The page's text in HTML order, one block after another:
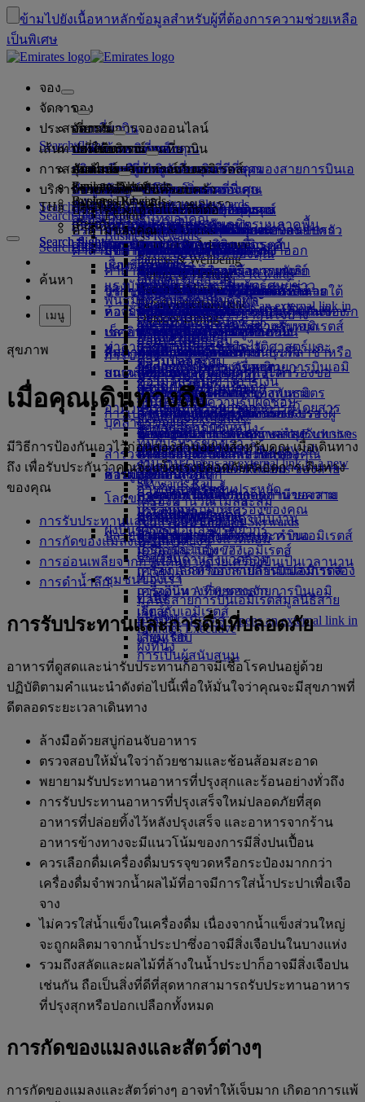
ข้ามไปยังเนื้อหาหลักข้อมูลสำหรับผู้ที่ต้องการความช่วยเหลือ
เป็นพิเศษ
จอง
จอง
จองเที่ยวบิน
ค้นหาเที่ยวบิน
ตารางเที่ยวบิน
ค่าโดยสารราคาพิเศษ
ข้อเสนอพิเศษ
วางแผนการเดินทางของคุณ
จองโรงแรม
ทัวร์และกิจกรรม
บริการการเดินทาง
Meet & GreetMeet & Greet Opens an
external link in a new tab
Dubai Connect
การขนส่ง
บริการรับส่งสนามบิน
จองรถยนต์
สายการบินพันธมิตร
เกี่ยวกับการจองออนไลน์
แอพของเอมิเรตส์
การรับประกันราคาที่ดีที่สุดของสายการบินเอ
มิเรตส์
การเลือกที่นั่ง
Hold my fare
แอพของเอมิเรตส์
Search flight
จัดการ
จัดการ
จัดการการจองของคุณ
เรียกดูข้อมูลการจองของคุณ
ยกเลิกการจองของคุณ
เปลี่ยนการจองของคุณ
เลือกที่นั่งของคุณ
อัพเกรดเที่ยวบินของคุณ
จัดการบริการรถพร้อมคนขับ
จองการเดินทางที่ได้รับการอำนวย
ความสะดวก
เช็คอินออนไลน์
ตัวเลือกการเช็คอิน
สถานะเที่ยวบิน
ก่อนเดินทาง
ก่อนออกเดินทาง
ข้อมูลการเดินทาง
คู่มือสำหรับวัตถุอันตราย
กฎระเบียบและประกาศ
สุขภาพ
แบบฟอร์มข้อมูลทางการแพทย์
(MEDIF)
ข้อมูลอาหาร
สารต้องห้ามในสหรัฐอาหรับเอมิเรตส์
ท่าอากาศยานนานาชาติดูไบ
อาคารผู้โดยสาร 3 ของสายการบินเอมิ
เรตส์
การเดินทางระหว่างอาคารผู้โดยสาร
ไปกลับสนามบิน
บริการรถรับส่ง
สัมภาระ
ข้อมูลสัมภาระ
ข้อมูลสัมภาระ
สัมภาระที่โหลดใต้ท้องเครื่อง
สัมภาระที่นำขึ้นเครื่อง
ซื้อสัมภาระเพิ่มเติม
น้ำหนักสัมภาระที่อนุญาตให้โหลดใต้
ท้องเครื่องเพิ่มเติม
บริการสัมภาระในดูไบ
สัมภาระที่ล่าช้าหรือเสียหาย
วีซ่าและหนังสือเดินทาง
ค้นหาข้อกำหนดเกี่ยวกับวีซ่าของคุณ
ข้อมูลวีซ่าและหนังสือเดินทาง
การอนุญาตให้เดินทางเข้าออก
สหรัฐอเมริกา
วีซ่าของสหรัฐอาหรับเอมิเรตส์
Search flight
ประสบการณ์
ประสบการณ์บนเที่ยวบิน
บริการบนเที่ยวบินของคุณ
คุณสมบัติห้องโดยสาร
ชั้นหนึ่ง
ชั้นธุรกิจ
ชั้นประหยัดพรีเมียม
ชั้นประหยัด
ความสะดวกสบายบนเครื่องบิน
ความบันเทิงบนเที่ยวบิน
รายการบันเทิงบน ice
ice TV Live
บริการ Wi-Fi บนเครื่องบิน
ความบันเทิงสำหรับเด็ก
อาหาร
อาหารสำหรับชั้นหนึ่ง
อาหารสำหรับชั้นธุรกิจ
อาหารชั้นประหยัดพรีเมียม
อาหารสำหรับชั้นประหยัด
เครื่องดื่ม
ฝูงบินของเรา
เครื่องบินโบอิ้ง 777
เครื่อง A380 ของสายการบินเอมิเรตส์
เครื่องบิน A350 ของสายการบินเอมิ
เรตส์
Emirates Executive
ผังที่นั่ง
สัมผัสประสบการณ์กับเอมิเรตส์
การเดินทางของคุณเริ่มต้นที่นี่
สัมผัสประสบการณ์กับเอมิเรตส์
บริการรถรับส่งพร้อมพนักงานขับรถ
บริการของเอมิเรตส์
เทศกาลพิเศษ
การเดินทางแบบไร้สัมผัส
ห้องรับรองผู้โดยสารของเรา
ห้องรับรองผู้โดยสารชั้นหนึ่ง
ห้องรับรองผู้โดยสารชั้นธุรกิจ
ห้องรับรองผู้โดยสารทั่วโลก
ห้องรับรองผู้โดยสารของพันธมิตร
การชำระเงินเพื่อเข้าใช้ห้องรับรองผู้
โดยสาร
ห้องรับรองผู้โดยสาร marhaba
ช้อปปิ้งกับเอมิเรตส์
คอลเลกชันสินค้าปลอดภาษีของสาย
การบินเอมิเรตส์
ร้านจำหน่ายสินค้าสายการบินเอมิเรตส์
การเดินทางเป็นครอบครัว
การเดินทางกับครอบครัวของคุณ
วางแผนการเดินทางของคุณแบบครอบครัว
ผู้เยาว์ที่เดินทางโดยลำพัง
การตั้งครรภ์
น้ำหนักสัมภาระที่อนุญาต
กฏเกี่ยวกับค่าโดยสารของเด็กและทารก
เบาะรองนั่งและเปลเด็กอ่อน
ที่สนามบิน
บนเครื่องบิน
เดินทางพร้อมกับเด็ก
การเดินทางพร้อมกับทารก
น้ำหนักสัมภาระที่อนุญาตสำหรับทารก
อาหารสำหรับเด็กและทารก
ความสนุกสำหรับเด็ก
ความบันเทิงสำหรับเด็ก
ของเล่นสำหรับเด็ก
กิจกรรมสำหรับเด็ก ๆ
Fly Better
การเดินทางแบบเหนือระดับ
หลากเหตุผลในการบินเหนือระดับ
เกี่ยวกับเรา
เกี่ยวกับเรา
เรื่องราวของเรา
ศูนย์ข่าวประชาสัมพันธ์ศูนย์ข่าว
ประชาสัมพันธ์ Opens an external link in
a new tab
กลุ่มบริษัท
ความปลอดภัย
ความโปร่งใสทางการเงิน
เป็นธุรกิจที่มีความรับผิดชอบ
บุคลากรของเรา
ทีมผู้บริหารของเรา
งานงาน Opens an external link in a new
tab
โลกของเรา
ความยั่งยืนในการดำเนินงาน
นโยบายด้านสิ่งแวดล้อม
รายงานด้านสิ่งแวดล้อม
ชุมชนของเรา
มูลนิธิสายการบินเอมิเรตส์มูลนิธิสาย
การบินเอมิเรตส์ Opens an external link in
a new tab
การเป็นผู้สนับสนุน
Search flight
เส้นทางที่ให้บริการ
จุดหมายปลายทางของเรา
ปลายทาง
เส้นทางที่ให้บริการ
เอเชียและแปซิฟิก
ทวีปอเมริกา
แอฟริกา
ยุโรป
ตะวันออกกลาง
ปลายทางยอดนิยม
เที่ยวบินสู่ฮ่องกง
เที่ยวบินสู่ลอนดอน
เที่ยวบินสู่ปารีส
เที่ยวบินสู่อัมสเตอร์ดัม
เที่ยวบินสู่แมนเชสเตอร์
สำรวจดูไบ
เที่ยวบินสู่ดูไบ
กรุงเทพฯ ไปดูไบ
ภูเก็ตไปดูไบ
ปลายทางล่าสุด
เฮลซิงกิ
หางโจว
ดานัง
เสินเจิ้น
เสียมเรียบ
Explore Dubai
Explore Dubai
Explore
Food & Drinks
Outdoor & Adventure
Fitness & Wellbeing
Culture & Heritage
Beach & Marine
Family entertainment
Outdoor Dining
พันธมิตรการเดินทางของเรา
สายการบินพันธมิตรและพันธมิตรบนภาคพื้น
พันธมิตรการเดินทางของเรา
แควนตัส
flydubai
พันธมิตร Emirates Skywards
สำรวจ
สำรวจจุดหมายปลายทางของเอมิเรตส์
แผนที่เส้นทาง
แรงบันดาลใจในช่วงวันหยุด
ชายหาดท่องเที่ยว
เที่ยวชมธรรมชาติในช่วงวันหยุด
การท่องเที่ยวเชิงประวัติศาสตร์และ
วัฒนธรรมในช่วงวันหยุด
การท่องเที่ยวในเมือง
วันหยุดสำหรับนักชิม
Search flight
การสะสมไมล์
Emirates Skywards
สมัครสมาชิก Emirates Skywards
เกี่ยวกับ Emirates Skywards
สถานภาพสมาชิก
flydubai
เงินสด+ไมล์สะสม
บัตรสมาชิกแบบดิจิทัล
ครอบครัวของฉัน
แลกใช้ไมล์สะสม
ขอรับไมล์สะสม
ซื้อไมล์สะสม
รับไมล์สะสม
Skywards Skysurfers
Skywards ExclusivesSkywards Exclusives
Opens an external link in a new tab
พันธมิตรของเรา
Skywards Rail
เครื่องคำนวณไมล์สะสม
เข้าสู่ระบบ Emirates Skywards
Skywards+
Business Rewards
ลงทะเบียนบริษัทของคุณ
Business Rewards
ลงทะเบียนบริษัทของคุณ
เข้าสู่ระบบ Business Rewards
สิทธิประโยชน์
โปรแกรมนี้มีอะไรน่าสนใจบ้าง
คำถามที่พบบ่อย
Search flight
บริการช่วยเหลือ
บริการช่วยเหลือและติดต่อ
บริการช่วยเหลือและติดต่อ
บริการช่วยเหลือและติดต่อ
การเปลี่ยนแปลงหรือการยกเลิก
ความช่วยเหลือด้านวีซ่าและ
หนังสือเดินทาง
ข้อเสนอแนะและข้อร้องเรียน
การช่วยเหลิอเรื่องสัมภาระที่ล่าช้าหรือ
เสียหาย
บริการ Dubai Connect
การเปลี่ยนแปลงการดำเนินงานของเรา
ข้อมูลอัพเดตการเดินทางล่าสุด
ตรวจสอบสถานะเที่ยวบินของคุณ
การดูแลพิเศษ
การเดินทางที่ได้รับการอำนวยความ
สะดวกกับเอมิเรตส์
ความช่วยเหลือพิเศษและคำขอ
คำถามของคุณ
คำถามที่ถามบ่อย
คำถามที่ถามบ่อย
การจองกับสายการบินเอมิเรตส์
เครือข่ายและรหัสเที่ยวบินร่วมกันของ
เรา
ผลิตภัณฑ์อื่นของเรา
ความช่วยเหลือพิเศษและคำร้องขอ
สัมภาระและทรัพย์สินที่สูญหาย
การเตรียมตัวในการเดินทาง
ที่สนามบิน
Emirates Skywards
โปรแกรม Business Rewards ของสาย
การบินเอมิเรตส์
ประสบการณ์บนเครื่องของคุณ
เครื่องมือและทรัพยากร
มือถือและแอพของเอมิเรตส์
การยกเลิกหรือการเปลี่ยนแปลงการจอง
การเดินทางที่หยุดชะงัก
เกี่ยวกับเอมิเรตส์
Search flight
TH
ค้นหา
เมนู
สุขภาพ
เมื่อคุณเดินทางถึง
มีวิธีการป้องกันเอาไว้ก่อนสองสามอย่างสำหรับคุณ เมื่อเดินทาง
ถึง เพื่อรับประกันว่าคุณจะแข็งแรงปลอดภัยตลอดการเดินทาง
ของคุณ
การรับประทานและการดื่มที่ปลอดภัย
การกัดของแมลงและสัตว์ต่างๆ
การอ่อนเพลียจากการเดินทางด้วยเครื่องบินเป็นเวลานาน
การดำน้ำลึก
การรับประทานและการดื่มที่ปลอดภัย
อาหารที่ดูสดและน่ารับประทานก็อาจมีเชื้อโรคปนอยู่ด้วย
ปฏิบัติตามคำแนะนำดังต่อไปนี้เพื่อให้มั่นใจว่าคุณจะมีสุขภาพที่
ดีตลอดระยะเวลาเดินทาง
ล้างมือด้วยสบู่ก่อนจับอาหาร
ตรวจสอบให้มั่นใจว่าถ้วยชามและช้อนส้อมสะอาด
พยายามรับประทานอาหารที่ปรุงสุกและร้อนอย่างทั่วถึง
การรับประทานอาหารที่ปรุงเสร็จใหม่ปลอดภัยที่สุด
อาหารที่ปล่อยทิ้งไว้หลังปรุงเสร็จ และอาหารจากร้าน
อาหารข้างทางจะมีแนวโน้มของการมีสิ่งปนเปื้อน
ควรเลือกดื่มเครื่องดื่มบรรจุขวดหรือกระป๋องมากกว่า
เครื่องดื่มจำพวกน้ำผลไม้ที่อาจมีการใส่น้ำประปาเพื่อเจือ
จาง
ไม่ควรใส่น้ำแข็งในเครื่องดื่ม เนื่องจากน้ำแข็งส่วนใหญ่
จะถูกผลิตมาจากน้ำประปาซึ่งอาจมีสิ่งเจือปนในบางแห่ง
รวมถึงสลัดและผลไม้ที่ล้างในน้ำประปาก็อาจมีสิ่งเจือปน
เช่นกัน ถือเป็นสิ่งที่ดีที่สุดหากสามารถรับประทานอาหาร
ที่ปรุงสุกหรือปอกเปลือกทั้งหมด
การกัดของแมลงและสัตว์ต่างๆ
การกัดของแมลงและสัตว์ต่างๆ อาจทำให้เจ็บมาก เกิดอาการแพ้